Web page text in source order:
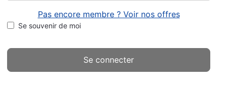
Pas encore membre ? Voir nos offres
Se souvenir de moi